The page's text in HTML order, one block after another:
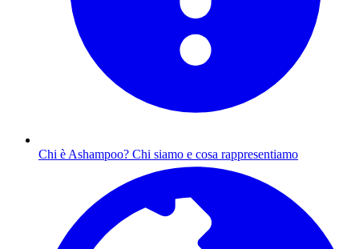
Chi è Ashampoo? Chi siamo e cosa rappresentiamo